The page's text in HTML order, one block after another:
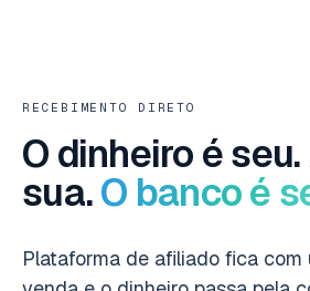
RECEBIMENTO DIRETO
O dinheiro é
sua.O banco é
Plataforma de afiliado fica